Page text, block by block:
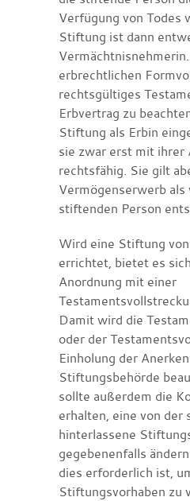
Verfügung von Todes
Stiftung ist dann
erbrechtlichen
rechtsgültiges
Erbvertrag zu
Stiftung als Erbin
sie zwar erst mit ihrer
rechtsfähig. Sie gilt
Vermögenserwerb als
stiftenden Person
Wird eine Stiftung
errichtet, bietet es
Anordnung mit einer
Damit wird die
oder der
Einholung der
Stiftungsbehörde
sollte außerdem die
erhalten, eine von der
hinterlassene
gegebenenfalls
dies erforderlich ist,
Stiftungsvorhaben zu